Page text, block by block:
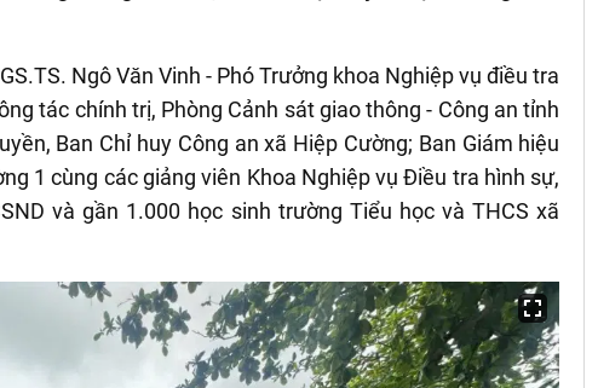
Ngô Văn Vinh - Phó Trưởng khoa Nghiệp vụ điều tra
tác chính trị, Phòng Cảnh sát giao thông - Công an tỉnh
Ban Chỉ huy Công an xã Hiệp Cường; Ban Giám hiệu
1 cùng các giảng viên Khoa Nghiệp vụ Điều tra hình sự,
và gần 1.000 học sinh trường Tiểu học và THCS xã